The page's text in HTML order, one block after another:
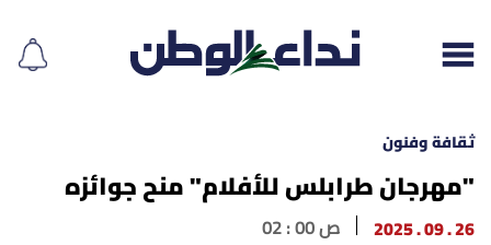
إقرأ الجريدة
ثقافة وفنون
"مهرجان طرابلس للأفلام" منح جوائزه
26 . 09 . 2025 02 : 00 ص